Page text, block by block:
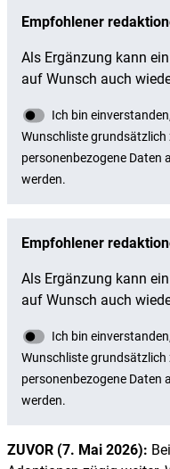
ZUVOR (7. Mai 2026):